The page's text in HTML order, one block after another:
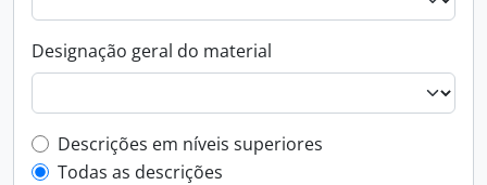
Designação geral do material
Filtro de descrição de nível superior
Descrições em níveis superiores
Todas as descrições